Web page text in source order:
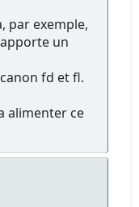
par exemple,
un
fd et fl.
alimenter ce